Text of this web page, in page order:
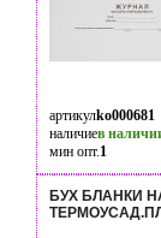
артикулko000681
наличиев
мин опт.1
БУХ БЛАНКИ